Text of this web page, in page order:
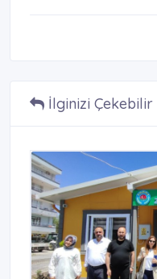
İlginizi Çekebilir